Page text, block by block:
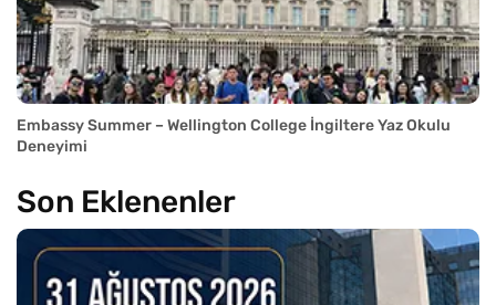
Embassy Summer – Wellington College İngiltere Yaz Okulu
Deneyimi
Son Eklenenler